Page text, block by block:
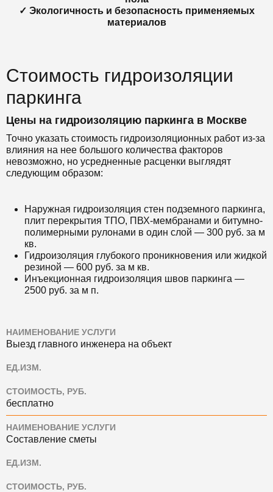
✓ Экологичность и безопасность применяемых
материалов
Стоимость гидроизоляции
паркинга
Цены на гидроизоляцию паркинга в Москве
Точно указать стоимость гидроизоляционных работ из-за
влияния на нее большого количества факторов
невозможно, но усредненные расценки выглядят
следующим образом:
Наружная гидроизоляция стен подземного паркинга,
плит перекрытия ТПО, ПВХ-мембранами и битумно-
полимерными рулонами в один слой — 300 руб. за м
кв.
Гидроизоляция глубокого проникновения или жидкой
резиной — 600 руб. за м кв.
Инъекционная гидроизоляция швов паркинга —
2500 руб. за м п.
НАИМЕНОВАНИЕ УСЛУГИ
Выезд главного инженера на объект
ЕД.ИЗМ.
СТОИМОСТЬ, РУБ.
бесплатно
НАИМЕНОВАНИЕ УСЛУГИ
Составление сметы
ЕД.ИЗМ.
СТОИМОСТЬ, РУБ.